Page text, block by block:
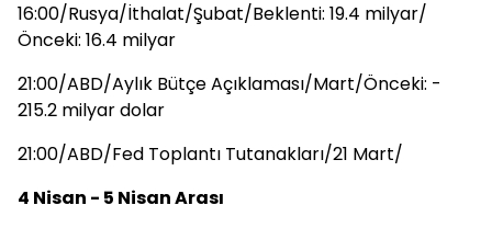
16:00/Rusya/İthalat/Şubat/Beklenti: 19.4 milyar/
Önceki: 16.4 milyar
21:00/ABD/Aylık Bütçe Açıklaması/Mart/Önceki: -
215.2 milyar dolar
21:00/ABD/Fed Toplantı Tutanakları/21 Mart/
4 Nisan - 5 Nisan Arası